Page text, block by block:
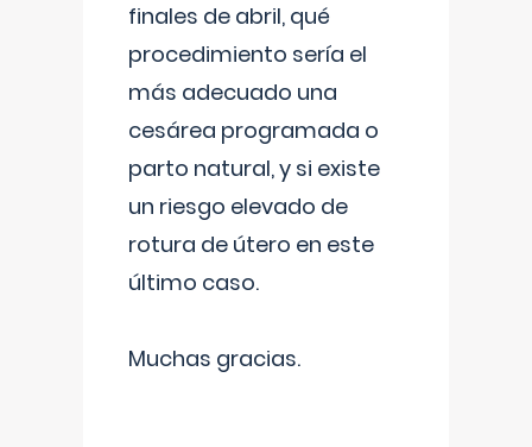
finales de abril, qué
procedimiento sería el
más adecuado una
cesárea programada o
parto natural, y si existe
un riesgo elevado de
rotura de útero en este
último caso.
Muchas gracias.